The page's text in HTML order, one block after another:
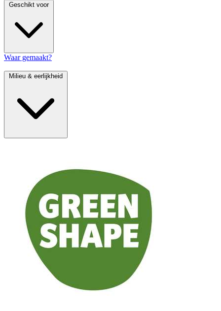
Geschikt voor
Waar gemaakt?
Milieu & eerlijkheid